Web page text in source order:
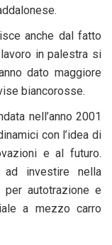
anche dal fatto
in palestra si
dato maggiore
biancorosse.
nell’anno 2001
con l’idea di
e al futuro.
investire nella
per autotrazione e
a mezzo carro